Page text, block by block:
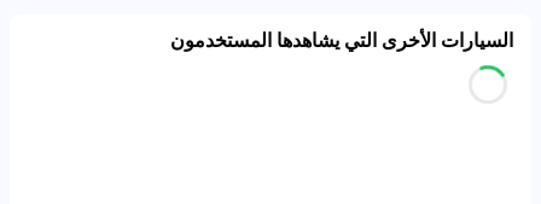
السيارات الأخرى التي يشاهدها المستخدمون